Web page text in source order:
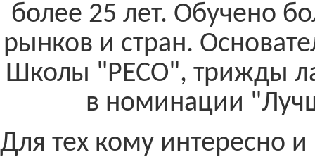
более 25 лет. Обучено
рынков и стран.
Школы "РЕСО", трижды
в номинации
Для тех кому интересно